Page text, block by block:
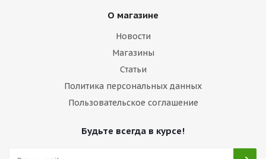
О магазине
Новости
Магазины
Статьи
Политика персональных данных
Пользовательское соглашение
Будьте всегда в курсе!